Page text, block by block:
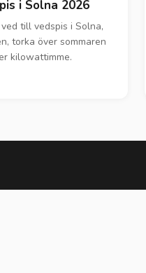
i Solna 2026
till vedspis i Solna,
torka över sommaren
kilowattimme.